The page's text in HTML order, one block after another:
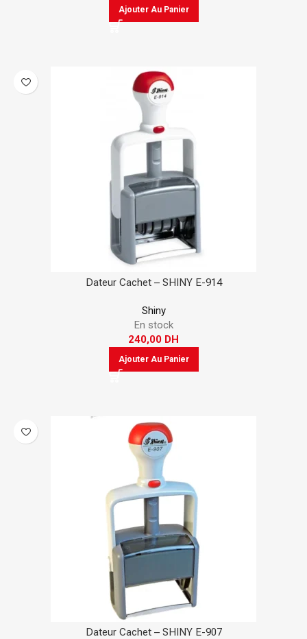
Ajouter Au Panier
Dateur Cachet – SHINY E-914
Shiny
En stock
240,00 DH
Ajouter Au Panier
Dateur Cachet – SHINY E-907